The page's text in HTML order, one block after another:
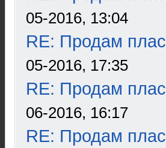
05-2016, 13:04
RE: Продам
05-2016, 17:35
RE: Продам
06-2016, 16:17
RE: Продам